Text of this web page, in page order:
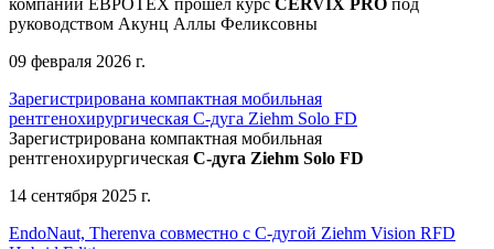
руководством Акунц Аллы Феликсовны
09 февраля 2026 г.
Зарегистрирована компактная мобильная
рентгенохирургическая С-дуга Ziehm Solo FD
Зарегистрирована компактная мобильная
рентгенохирургическая С-дуга Ziehm Solo FD
14 сентября 2025 г.
EndoNaut, Therenva совместно с С-дугой Ziehm Vision RFD